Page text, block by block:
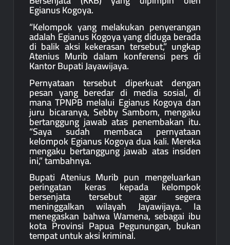
Egianus Kogoya.
“Kelompok yang melakukan penyerangan
adalah Egianus Kogoya yang diduga berada
di balik aksi kekerasan tersebut,” ungkap
Atenius Murib dalam konferensi pers di
Kantor Bupati Jayawijaya.
Pernyataan tersebut diperkuat dengan
pesan yang beredar di media sosial, di
mana TPNPB melalui Egianus Kogoya dan
juru bicaranya, Sebby Sambom, mengaku
bertanggung jawab atas penembakan itu.
“Saya sudah membaca pernyataan
kelompok Egianus Kogoya dua kali. Mereka
mengaku bertanggung jawab atas insiden
ini,” tambahnya.
Bupati Atenius Murib pun mengeluarkan
peringatan keras kepada kelompok
bersenjata tersebut agar segera
meninggalkan wilayah Jayawijaya. Ia
menegaskan bahwa Wamena, sebagai ibu
kota Provinsi Papua Pegunungan, bukan
tempat untuk aksi kriminal.